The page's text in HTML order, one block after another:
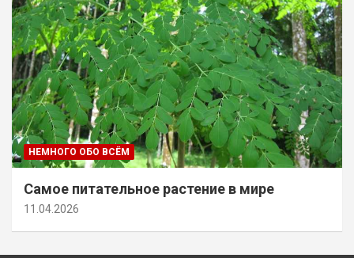
НЕМНОГО ОБО ВСЁМ
Самое питательное растение в мире
11.04.2026